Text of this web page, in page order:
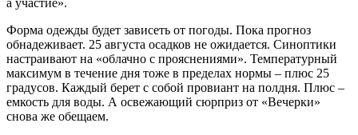
Форма одежды будет зависеть от погоды. Пока прогноз
обнадеживает. 25 августа осадков не ожидается. Синоптики
настраивают на «облачно с прояснениями». Температурный
максимум в течение дня тоже в пределах нормы – плюс 25
градусов. Каждый берет с собой провиант на полдня. Плюс –
емкость для воды. А освежающий сюрприз от «Вечерки»
снова же обещаем.